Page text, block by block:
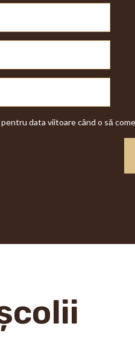
data viitoare când o să